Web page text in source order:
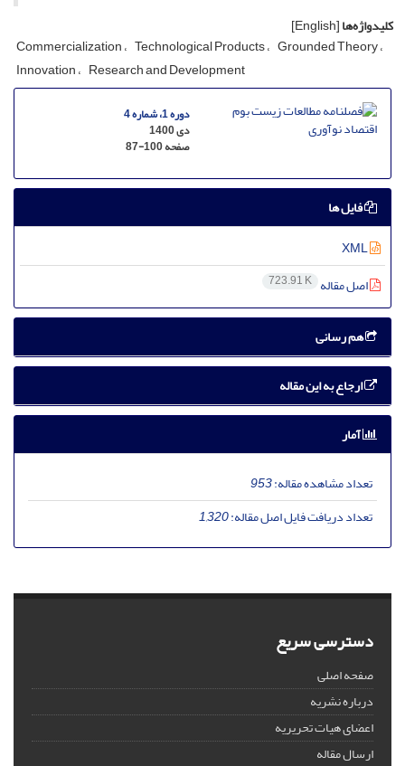
کلیدواژه‌ها[English]
Commercialization Technological Products Grounded Theory
Innovation Research and Development
دوره 1، شماره 4
دی 1400
صفحه87-100
فایل ها
اصل مقاله 723.91 K
هم رسانی
ارجاع به این مقاله
آمار
تعداد مشاهده مقاله:953
تعداد دریافت فایل اصل مقاله:1,320
دسترسی سریع
صفحه اصلی
درباره نشریه
اعضای هیات تحریریه
ارسال مقاله